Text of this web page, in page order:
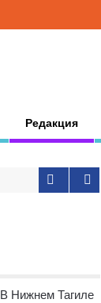
Редакция
В Нижнем Тагиле